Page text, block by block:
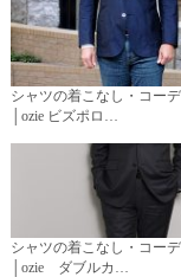
シャツの着こなし・コー
│ozie ビズポロ…
シャツの着こなし・コー
│ozie ダブルカ…